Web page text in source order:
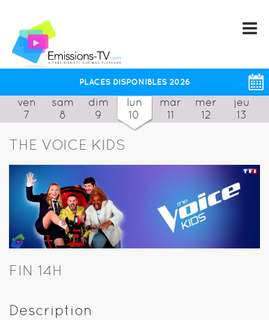
PLACES DISPONIBLES 2026
ven
7
sam
8
dim
9
lun
10
mar
11
mer
12
jeu
13
THE VOICE KIDS
FIN 14H
Description